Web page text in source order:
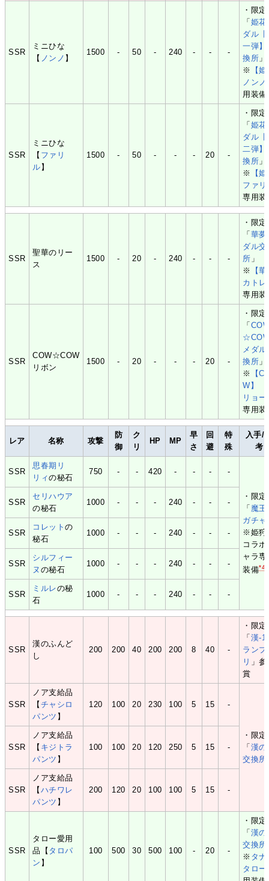
SSR
ミニひな
【 ノンノ 】
1500 - 50 - 240 - - -
・限定
「 姫花
ダル【
一弾】
換所 」
※
【
ノンノ
用装備
SSR
ミニひな
【 ファリ
ル 】
1500 - 50 - - - 20 -
・限定
「 姫花
ダル【
二弾】
換所 」
※
【
ファリ
専用装
SSR
聖華のリー
ス
1500 - 20 - 240 - - -
・限定
「 華夢
ダル交
所 」
※
【
カトレ
専用装
SSR
COW☆COW
リボン
1500 - 20 - - - 20 -
・限定
「
メダル
換所 」
※
【
W】
リョー
専用装
レア 名称 攻撃
防
御
ク
リ
HP MP
早
さ
回
避
特
殊
入手/
考
SSR
思春期リ
リィの秘石
750 - - 420 - - - -
・限定
「 魔王
ガチャ
※姫狩
コラボ
ャラ専
装備*4
SSR
セリハウア
の秘石
1000 - - - 240 - - -
SSR
コレットの
秘石
1000 - - - 240 - - -
SSR
シルフィー
ヌ の秘石
1000 - - - 240 - - -
SSR
ミルレの秘
石
1000 - - - 240 - - -
SSR
漢のふんど
し
200 200 40 200 200 8 40 -
・限定
「 漢-1
ランプ
リ 」
賞
SSR
ノア支給品
【 チャシロ
パンツ 】
120 100 20 230 100 5 15 -
・限定
「 漢の
交換所
SSR
ノア支給品
【 キジトラ
パンツ 】
100 100 20 120 250 5 15 -
SSR
ノア支給品
【 ハチワレ
パンツ 】
200 120 20 100 100 5 15 -
SSR
タロー愛用
品【 タロパ
ン 】
100 500 30 500 100 - 20 -
・限定
「 漢の
交換所
※ タナ
タロー